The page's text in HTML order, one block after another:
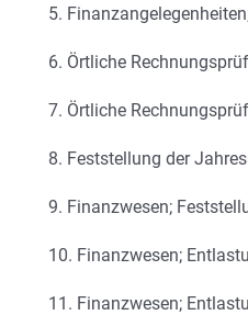
5.
6. Örtliche
7. Örtliche
8. Feststellung der
9. Finanzwesen;
10. Finanzwesen;
11. Finanzwesen;